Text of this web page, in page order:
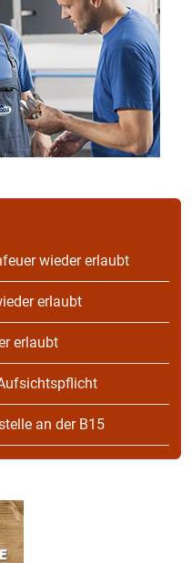
wieder erlaubt
erlaubt
erlaubt
an der B15